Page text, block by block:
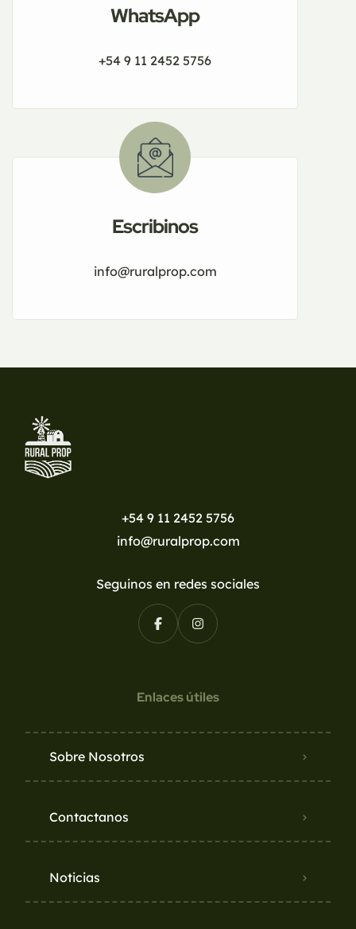
WhatsApp
+54 9 11 2452 5756
Escribinos
info@ruralprop.com
+54 9 11 2452 5756
info@ruralprop.com
Seguinos en redes sociales
Enlaces útiles
Sobre Nosotros
Contactanos
Noticias